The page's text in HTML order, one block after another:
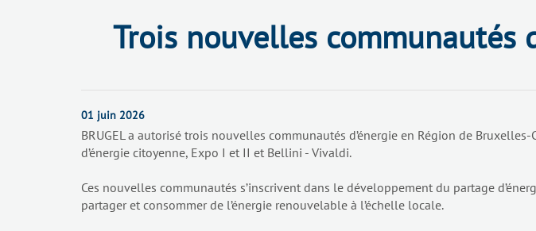
Trois nouvelles communautés
01 juin 2026
BRUGEL a autorisé trois nouvelles communautés d’énergie en Région de
d’énergie citoyenne, Expo I et II et Bellini - Vivaldi.
Ces nouvelles communautés s’inscrivent dans le développement du partage
partager et consommer de l’énergie renouvelable à l’échelle locale.